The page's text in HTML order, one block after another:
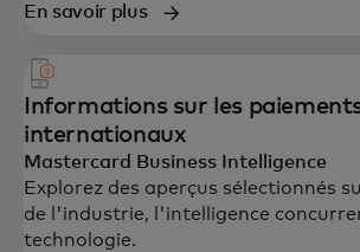
En savoir plus
Informations sur les
internationaux
Mastercard Business Intelligence
Explorez des aperçus sélectionnés
de l'industrie, l'intelligence
technologie.